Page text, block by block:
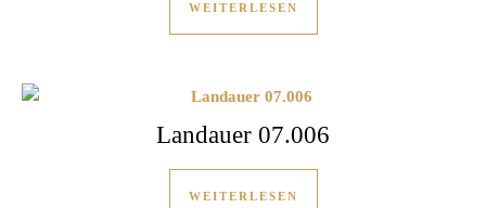
WEITERLESEN
Landauer 07.006
WEITERLESEN